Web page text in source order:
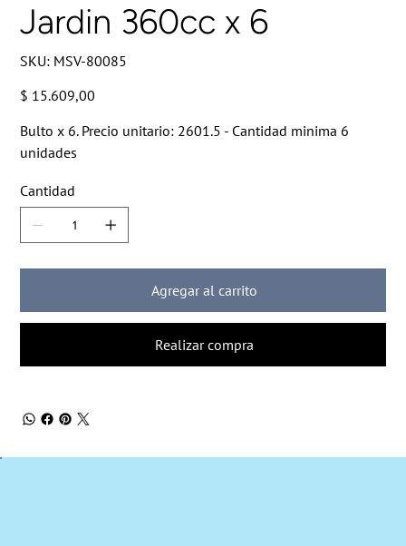
Jardin 360cc x 6
SKU: SKU
MSV-
MSV-80085
Precio
$ 15.609,00
Bulto x 6. Precio unitario: 2601.5 - Cantidad minima 6
unidades
Cantidad
Agregar al carrito
Realizar compra